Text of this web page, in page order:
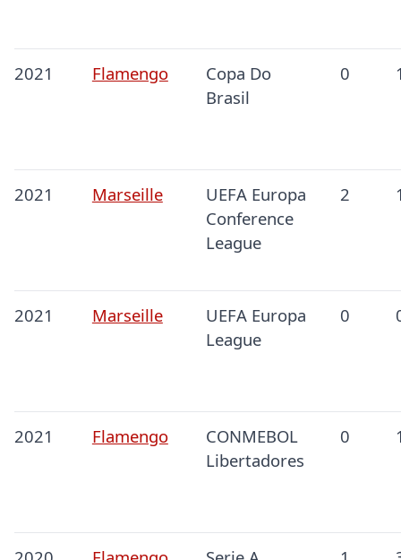
2021 Flamengo
Copa Do
Brasil
0
2021 Marseille
UEFA Europa
Conference
League
2
2021 Marseille
UEFA Europa
League
0
2021 Flamengo
CONMEBOL
Libertadores
0